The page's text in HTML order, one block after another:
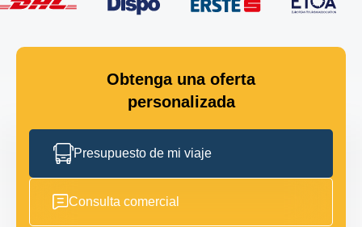
Obtenga una oferta
personalizada
Presupuesto de mi viaje
Consulta comercial